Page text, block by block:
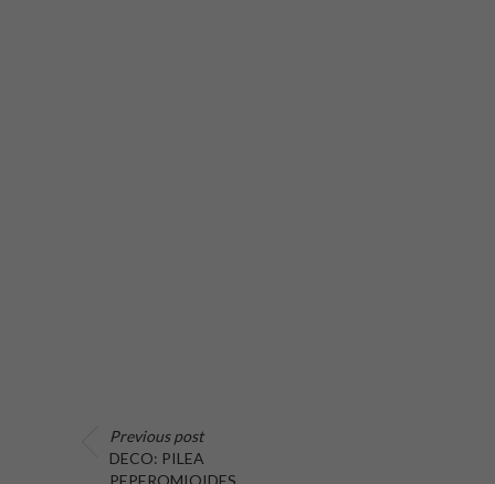
Previous post
DECO: PILEA
PEPEROMIOIDES